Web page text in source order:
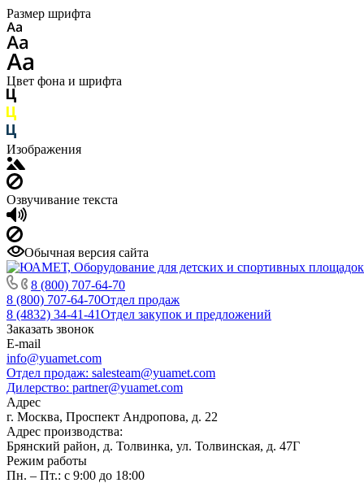
Размер шрифта
Цвет фона и шрифта
Изображения
Озвучивание текста
Обычная версия сайта
8 (800) 707-64-70
8 (800) 707-64-70Отдел продаж
8 (4832) 34-41-41Отдел закупок и предложений
Заказать звонок
E-mail
info@yuamet.com
Отдел продаж: salesteam@yuamet.com
Дилерство: partner@yuamet.com
Адрес
г. Москва, Проспект Андропова, д. 22
Адрес производства:
Брянский район, д. Толвинка, ул. Толвинская, д. 47Г
Режим работы
Пн. – Пт.: с 9:00 до 18:00